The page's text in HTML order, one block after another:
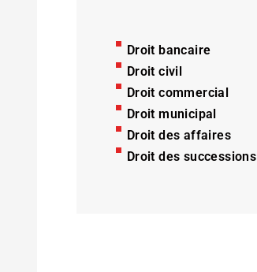
Droit bancaire
Droit civil
Droit commercial
Droit municipal
Droit des affaires
Droit des successions